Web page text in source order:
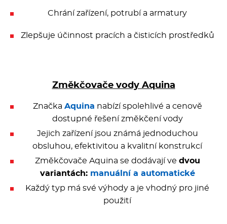
Chrání zařízení, potrubí a armatury
Zlepšuje účinnost pracích a čisticích prostředků
Změkčovače vody Aquina
Značka Aquina nabízí spolehlivé a cenově
dostupné řešení změkčení vody
Jejich zařízení jsou známá jednoduchou
obsluhou, efektivitou a kvalitní konstrukcí
Změkčovače Aquina se dodávají ve dvou
variantách: manuální a automatické
Každý typ má své výhody a je vhodný pro jiné
použití